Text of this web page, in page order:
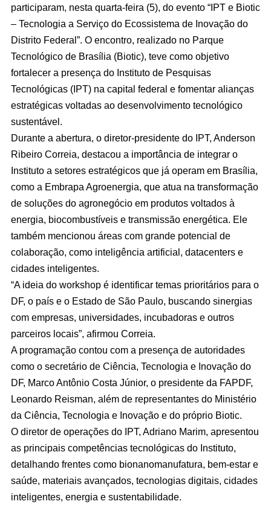
participaram, nesta quarta-feira (5), do evento “IPT e Biotic
– Tecnologia a Serviço do Ecossistema de Inovação do
Distrito Federal”. O encontro, realizado no Parque
Tecnológico de Brasília (Biotic), teve como objetivo
fortalecer a presença do Instituto de Pesquisas
Tecnológicas (IPT) na capital federal e fomentar alianças
estratégicas voltadas ao desenvolvimento tecnológico
sustentável.
Durante a abertura, o diretor-presidente do IPT, Anderson
Ribeiro Correia, destacou a importância de integrar o
Instituto a setores estratégicos que já operam em Brasília,
como a Embrapa Agroenergia, que atua na transformação
de soluções do agronegócio em produtos voltados à
energia, biocombustíveis e transmissão energética. Ele
também mencionou áreas com grande potencial de
colaboração, como inteligência artificial, datacenters e
cidades inteligentes.
“A ideia do workshop é identificar temas prioritários para o
DF, o país e o Estado de São Paulo, buscando sinergias
com empresas, universidades, incubadoras e outros
parceiros locais”, afirmou Correia.
A programação contou com a presença de autoridades
como o secretário de Ciência, Tecnologia e Inovação do
DF, Marco Antônio Costa Júnior, o presidente da FAPDF,
Leonardo Reisman, além de representantes do Ministério
da Ciência, Tecnologia e Inovação e do próprio Biotic.
O diretor de operações do IPT, Adriano Marim, apresentou
as principais competências tecnológicas do Instituto,
detalhando frentes como bionanomanufatura, bem-estar e
saúde, materiais avançados, tecnologias digitais, cidades
inteligentes, energia e sustentabilidade.